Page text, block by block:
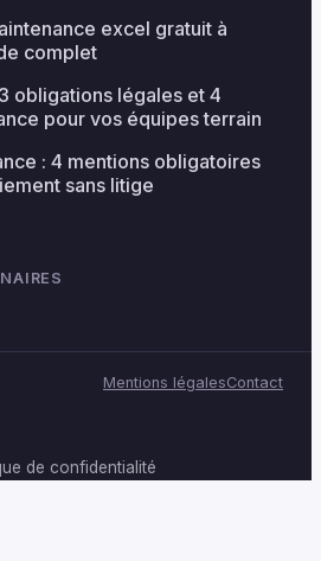
excel gratuit à
complet
obligations légales et 4
pour vos équipes terrain
: 4 mentions obligatoires
sans litige
Mentions légalesContact
de confidentialité